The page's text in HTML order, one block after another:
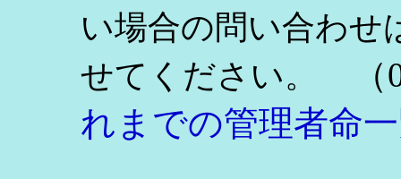
い場合の問い合わせ
せてください。
（
れまでの管理者命